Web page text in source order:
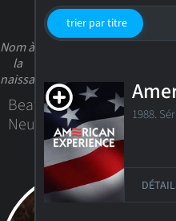
Nom à
la
naissance
Beatrice
Neuwirth
trier par titre
1988.